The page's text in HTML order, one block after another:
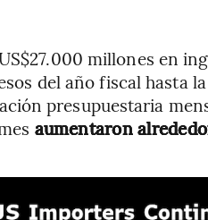
millones en
del año fiscal hasta
presupuestaria
aumentaron